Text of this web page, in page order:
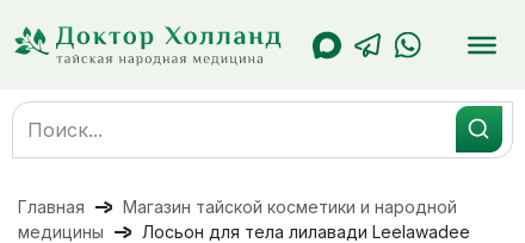
содержанию
Search
for:
Главная
Магазин тайской косметики и народной
медицины
Лосьон для тела лилавади Leelawadee